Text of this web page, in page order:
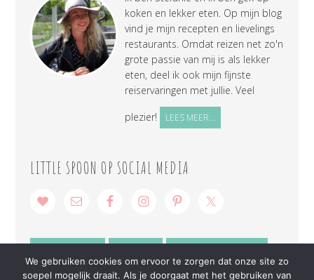
koken en lekker eten. Op mijn blog
vind je mijn recepten en lievelings
restaurants. Omdat reizen net zo'n
grote passie van mij is als lekker
eten, deel ik ook mijn fijnste
reiservaringen met jullie. Veel
plezier!
LEES MEER...
LITTLE SPOON OP SOCIAL MEDIA
We gebruiken cookies om ervoor te zorgen dat onze site zo
soepel mogelijk draait. Als je doorgaat met het gebruiken van